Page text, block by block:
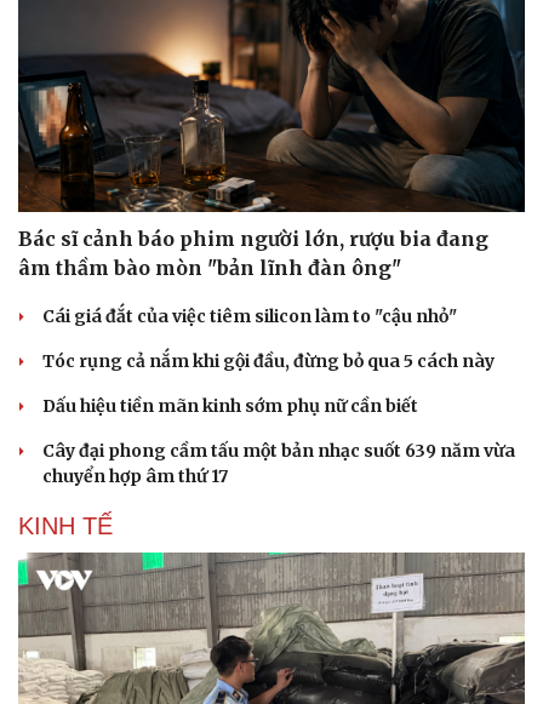
Thông tin doanh nghiệp
Doanh nghiệp 24h
Doanh nhân
Vì cộng đồng
Sành điệu
Tin Công nghệ
Trải nghiệm
Chuyển đổi số
Bác sĩ cảnh báo phim người lớn, rượu bia đang
âm thầm bào mòn "bản lĩnh đàn ông"
Cái giá đắt của việc tiêm silicon làm to "cậu nhỏ"
Tóc rụng cả nắm khi gội đầu, đừng bỏ qua 5 cách này
Dấu hiệu tiền mãn kinh sớm phụ nữ cần biết
Cây đại phong cầm tấu một bản nhạc suốt 639 năm vừa
chuyển hợp âm thứ 17
KINH TẾ